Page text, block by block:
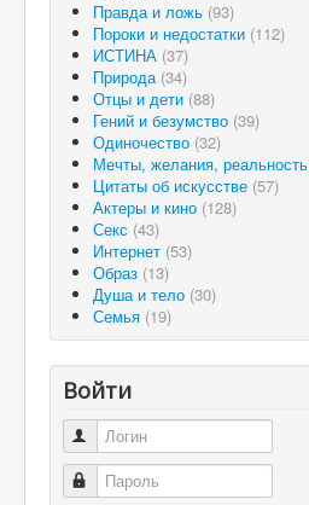
Правда и ложь (93)
Пороки и недостатки (112)
ИСТИНА (37)
Природа (34)
Отцы и дети (88)
Гений и безумство (39)
Одиночество (32)
Мечты, желания, реальность
Цитаты об искусстве (57)
Актеры и кино (128)
Секс (43)
Интернет (53)
Образ (13)
Душа и тело (30)
Семья (19)
Войти
Логин
Пароль